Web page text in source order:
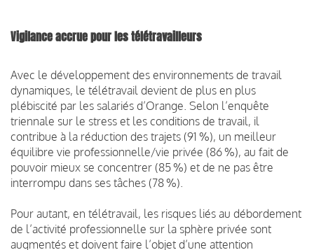
Vigilance accrue pour les télétravailleurs
Avec le développement des environnements de travail
dynamiques, le télétravail devient de plus en plus
plébiscité par les salariés d’Orange. Selon l’enquête
triennale sur le stress et les conditions de travail, il
contribue à la réduction des trajets (91 %), un meilleur
équilibre vie professionnelle/vie privée (86 %), au fait de
pouvoir mieux se concentrer (85 %) et de ne pas être
interrompu dans ses tâches (78 %).
Pour autant, en télétravail, les risques liés au débordement
de l’activité professionnelle sur la sphère privée sont
augmentés et doivent faire l’objet d’une attention